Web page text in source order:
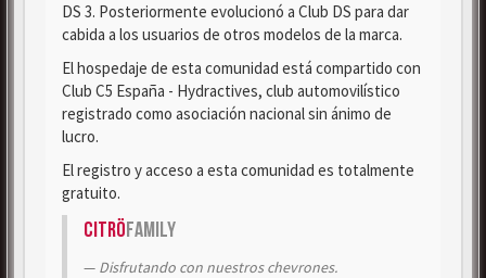
DS 3. Posteriormente evolucionó a Club DS para dar
cabida a los usuarios de otros modelos de la marca.
El hospedaje de esta comunidad está compartido con
Club C5 España - Hydractives, club automovilístico
registrado como asociación nacional sin ánimo de
lucro.
El registro y acceso a esta comunidad es totalmente
gratuito.
CitröFamily
Disfrutando con nuestros chevrones.